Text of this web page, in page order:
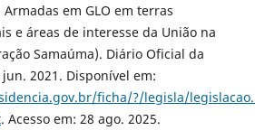
em GLO em terras
e áreas de interesse da União na
Samaúma). Diário Oficial da
2021. Disponível em:
ficha/?/legisla/
. Acesso em: 28 ago. 2025.